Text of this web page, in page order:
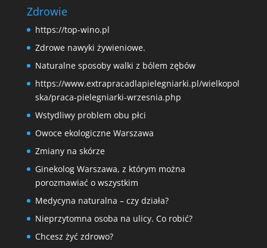
Zdrowie
https://top-wino.pl
Zdrowe nawyki żywieniowe.
Naturalne sposoby walki z bólem zębów
https://www.extrapracadlapielegniarki.pl/wielkopol
ska/praca-pielegniarki-wrzesnia.php
Wstydliwy problem obu płci
Owoce ekologiczne Warszawa
Zmiany na skórze
Ginekolog Warszawa, z którym można
porozmawiać o wszystkim
Medycyna naturalna – czy działa?
Nieprzytomna osoba na ulicy. Co robić?
Chcesz żyć zdrowo?